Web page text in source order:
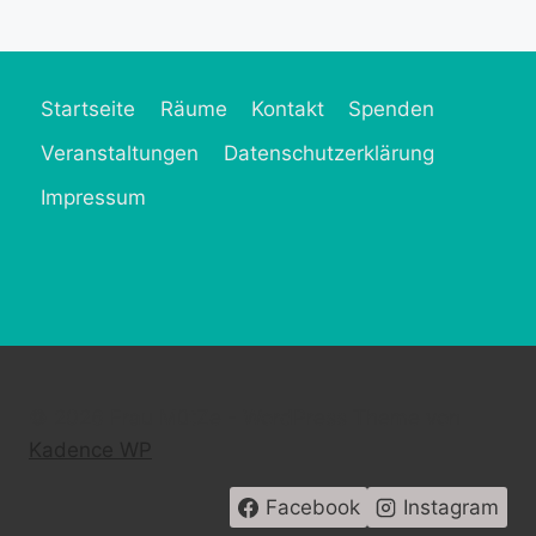
Startseite Räume Kontakt
Spenden
Veranstaltungen
Datenschutzerklärung
Impressum
Facebook Instagram